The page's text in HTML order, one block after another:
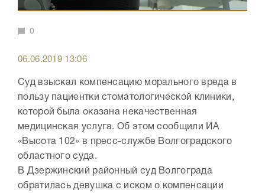
0
06.06.2019 13:06
Суд взыскал компенсацию морального вреда в
пользу пациентки стоматологической клиники,
которой была оказана некачественная
медицинская услуга. Об этом сообщили ИА
«Высота 102» в пресс-службе Волгоградского
областного суда.
В Дзержинский районный суд Волгограда
обратилась девушка с иском о компенсации